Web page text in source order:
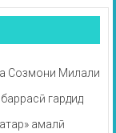
Созмони Милали
гардид
амалӣ